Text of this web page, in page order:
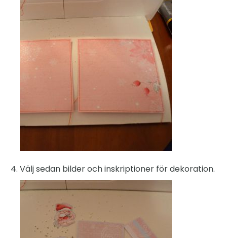
Välj sedan bilder och inskriptioner för dekoration.